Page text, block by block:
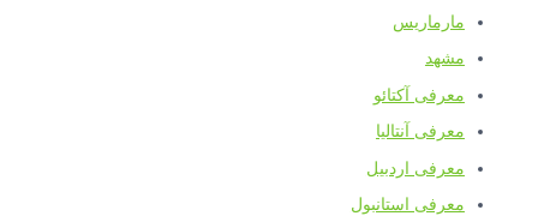
مارماریس
مشهد
معرفی آکتائو
معرفی آنتالیا
معرفی اردبیل
معرفی استانبول